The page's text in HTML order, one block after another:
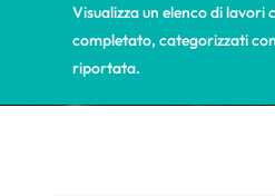
Visualizza un elenco di lavori
completato, categorizzati
riportata.